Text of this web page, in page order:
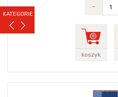
KATEGORIE
-
koszyk